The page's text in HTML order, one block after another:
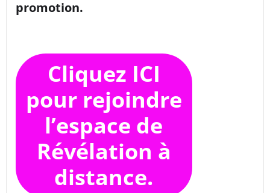
promotion.
Cliquez ICI
pour rejoindre
l’espace de
Révélation à
distance.